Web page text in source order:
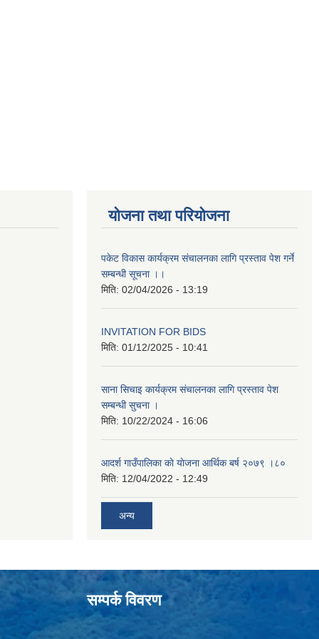
योजना तथा परियोजना
पकेट विकास कार्यक्रम संचालनका लागि प्रस्ताव पेश गर्ने
सम्बन्धी सूचना ।।
मिति: 02/04/2026 - 13:19
INVITATION FOR BIDS
मिति: 01/12/2025 - 10:41
साना सिचाइ कार्यक्रम संचालनका लागि प्रस्ताव पेश
सम्बन्धी सुचना ।
मिति: 10/22/2024 - 16:06
आदर्श गाउँपालिका काे याेजना आर्थिक बर्ष २०७९ ।८०
मिति: 12/04/2022 - 12:49
अन्य
सम्पर्क विवरण